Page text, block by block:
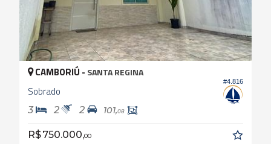
#4.816
CAMBORIÚ - SANTA REGINA
Sobrado
3 2 2 101,08
R$ 750.000,00